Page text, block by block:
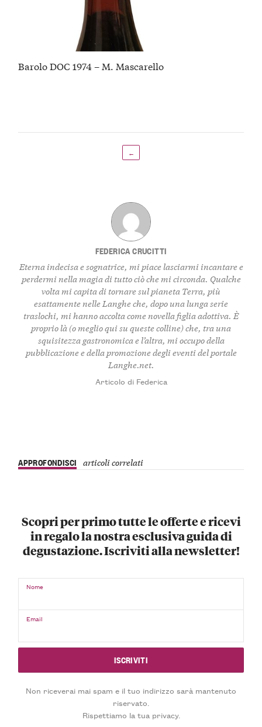
Barolo DOC 1974 – M. Mascarello
←
FEDERICA CRUCITTI
Eterna indecisa e sognatrice, mi piace lasciarmi incantare e
perdermi nella magia di tutto ciò che mi circonda. Qualche
volta mi capita di tornare sul pianeta Terra, più
esattamente nelle Langhe che, dopo una lunga serie
traslochi, mi hanno accolta come novella figlia adottiva. È
proprio là (o meglio qui su queste colline) che, tra una
squisitezza gastronomica e l’altra, mi occupo della
pubblicazione e della promozione degli eventi del portale
Langhe.net.
Articolo di Federica
APPROFONDISCI articoli correlati
Scopri per primo tutte le offerte e ricevi
in regalo la nostra esclusiva guida di
degustazione. Iscriviti alla newsletter!
Nome
Email
Non riceverai mai spam e il tuo indirizzo sarà mantenuto
riservato.
Rispettiamo la tua privacy.